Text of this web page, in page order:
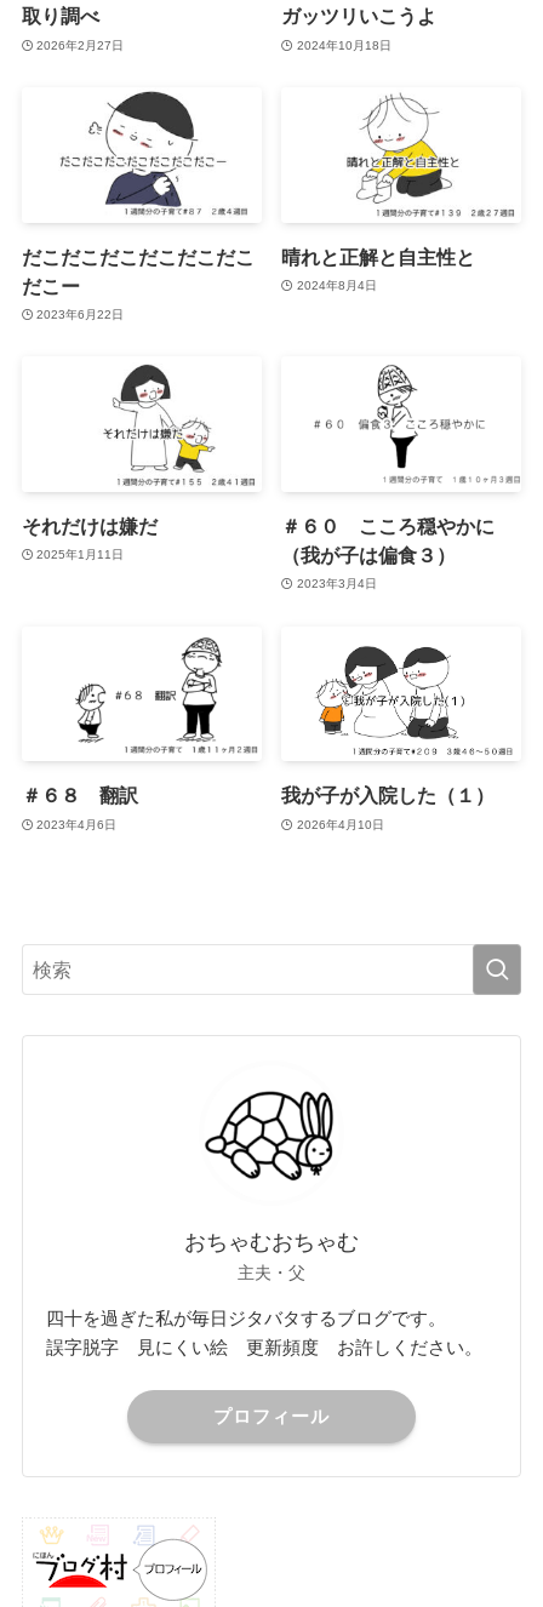
取り調べ
2026年2月27日
ガッツリいこうよ
2024年10月18日
だこだこだこだこだこだこ
だこー
2023年6月22日
晴れと正解と自主性と
2024年8月4日
それだけは嫌だ
2025年1月11日
＃６０ こころ穏やかに
（我が子は偏食３）
2023年3月4日
＃６８ 翻訳
2023年4月6日
我が子が入院した（１）
2026年4月10日
おちゃむおちゃむ
主夫・父
四十を過ぎた私が毎日ジタバタするブログです。
誤字脱字 見にくい絵 更新頻度 お許しください。
プロフィール